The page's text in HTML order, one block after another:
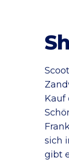
Kauf
sich
gibt